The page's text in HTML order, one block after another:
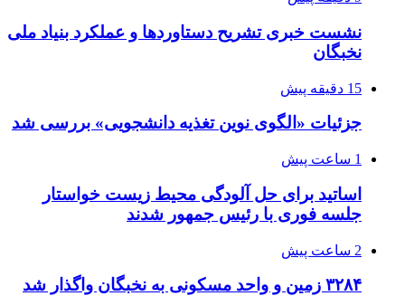
نشست خبری تشریح دستاوردها و عملکرد بنیاد ملی
نخبگان
15 دقیقه پیش
جزئیات «الگوی نوین تغذیه دانشجویی» بررسی شد
1 ساعت پیش
اساتید برای حل آلودگی محیط زیست خواستار
جلسه فوری با رئیس جمهور شدند
2 ساعت پیش
۳۲۸۴ زمین و واحد مسکونی به نخبگان واگذار شد